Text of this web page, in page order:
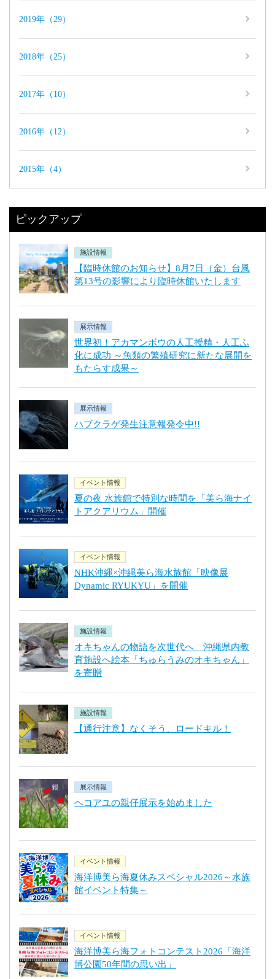
2019年（29）
2018年（25）
2017年（10）
2016年（12）
2015年（4）
ピックアップ
施設情報
【臨時休館のお知らせ】8月7日（金）台風
第13号の影響により臨時休館いたします
展示情報
世界初！アカマンボウの人工授精・人工ふ
化に成功 ～魚類の繁殖研究に新たな展開を
もたらす成果～
展示情報
ハブクラゲ発生注意報発令中!!
イベント情報
夏の夜 水族館で特別な時間を「美ら海ナイ
トアクアリウム」開催
イベント情報
NHK沖縄×沖縄美ら海水族館「映像展
Dynamic RYUKYU」を開催
施設情報
オキちゃんの物語を次世代へ 沖縄県内教
育施設へ絵本「ちゅらうみのオキちゃん」
を寄贈
施設情報
【通行注意】なくそう、ロードキル！
展示情報
ヘコアユの親仔展示を始めました
イベント情報
海洋博美ら海夏休みスペシャル2026～水族
館イベント特集～
イベント情報
海洋博美ら海フォトコンテスト2026「海洋
博公園50年間の思い出」